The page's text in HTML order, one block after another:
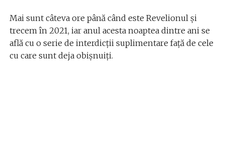
Mai sunt câteva ore până când este Revelionul și
trecem în 2021, iar anul acesta noaptea dintre ani se
află cu o serie de interdicții suplimentare față de cele
cu care sunt deja obișnuiți.